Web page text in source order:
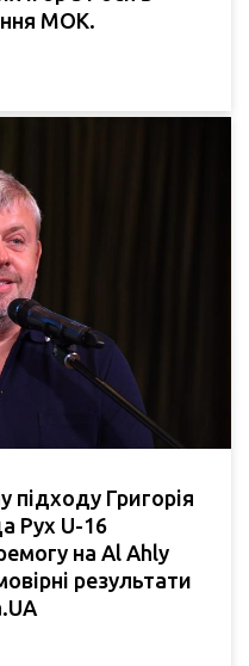
МОК.
підходу Григорія
Рух U-16
на Al Ahly
результати